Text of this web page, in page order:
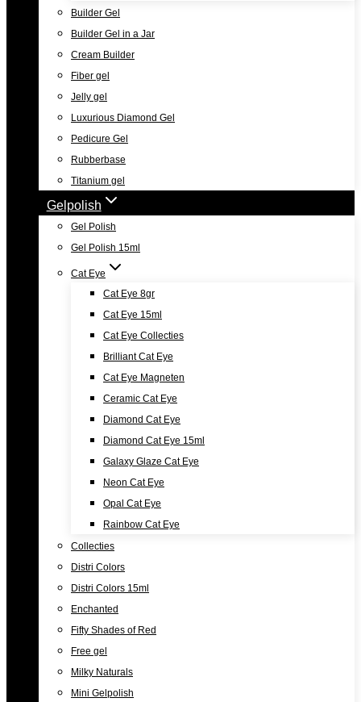
Builder Gel
Builder Gel in a Jar
Cream Builder
Fiber gel
Jelly gel
Luxurious Diamond Gel
Pedicure Gel
Rubberbase
Titanium gel
Gelpolish
Gel Polish
Gel Polish 15ml
Cat Eye
Cat Eye 8gr
Cat Eye 15ml
Cat Eye Collecties
Brilliant Cat Eye
Cat Eye Magneten
Ceramic Cat Eye
Diamond Cat Eye
Diamond Cat Eye 15ml
Galaxy Glaze Cat Eye
Neon Cat Eye
Opal Cat Eye
Rainbow Cat Eye
Collecties
Distri Colors
Distri Colors 15ml
Enchanted
Fifty Shades of Red
Free gel
Milky Naturals
Mini Gelpolish